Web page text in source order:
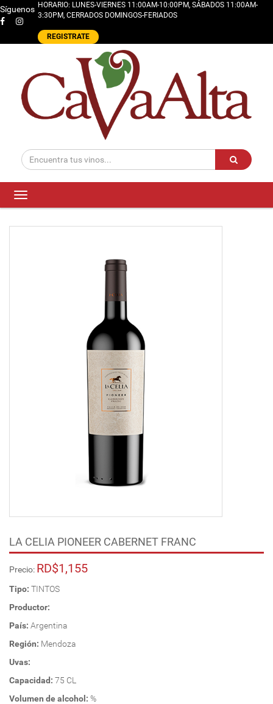
Síguenos HORARIO: LUNES-VIERNES 11:00AM-10:00PM, SÁBADOS 11:00AM-
3:30PM, CERRADOS DOMINGOS-FERIADOS
REGISTRATE
Toggle
navigation
LA CELIA PIONEER CABERNET FRANC
Precio: RD$1,155
Tipo: TINTOS
Productor:
País: Argentina
Región: Mendoza
Uvas:
Capacidad: 75 CL
Volumen de alcohol: %